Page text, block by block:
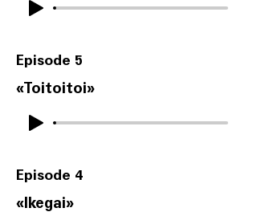
Episode 5
«Toitoitoi»
Episode 4
«Ikegai»